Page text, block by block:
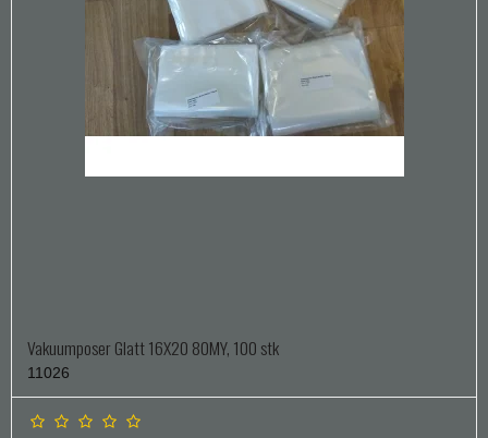
Vakuumposer Glatt 16X20 80MY, 100 stk
11026